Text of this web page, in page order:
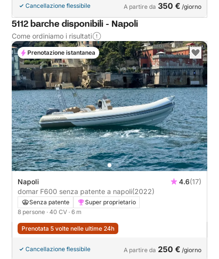
Cancellazione flessibile A partire da 350 € /giorno
5112 barche disponibili - Napoli
Come ordiniamo i risultati
Napoli 4.6(17)
domar F600 senza patente a napoli(2022)
Senza patente
Super proprietario
8 persone · 40 CV · 6 m
Prenotata 5 volte nelle ultime 24h
Cancellazione flessibile A partire da 250 € /giorno
Prenotazione istantanea